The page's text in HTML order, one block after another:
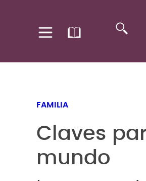
FAMILIA
Claves
mundo